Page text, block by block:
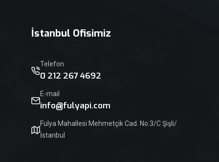
İstanbul Ofisimiz
Telefon
0 212 267 4692
E-mail
info@fulyapi.com
Fulya Mahallesi Mehmetçik Cad. No:3/C Şişli/
İstanbul